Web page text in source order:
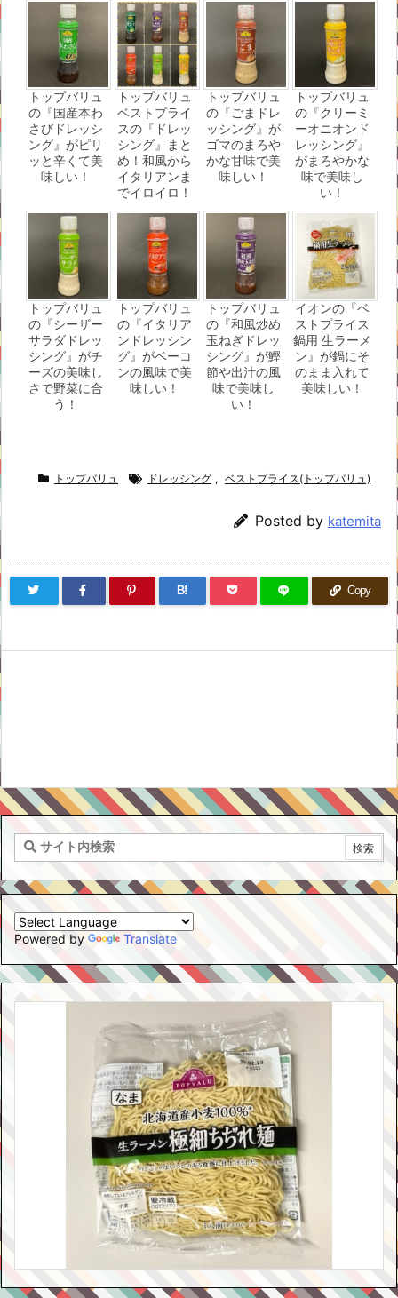
トップバリュ
の『国産本わ
さびドレッシ
ング』がピリ
ッと辛くて美
味しい！
トップバリュ
ベストプライ
スの『ドレッ
シング』まと
め！和風から
イタリアンま
でイロイロ！
トップバリュ
の『ごまドレ
ッシング』が
ゴマのまろや
かな甘味で美
味しい！
トップバリュ
の『クリーミ
ーオニオンド
レッシング』
がまろやかな
味で美味し
い！
トップバリュ
の『シーザー
サラダドレッ
シング』がチ
ーズの美味し
さで野菜に合
う！
トップバリュ
の『イタリア
ンドレッシン
グ』がベーコ
ンの風味で美
味しい！
トップバリュ
の『和風炒め
玉ねぎドレッ
シング』が鰹
節や出汁の風
味で美味し
い！
イオンの『ベ
ストプライス
鍋用 生ラーメ
ン』が鍋にそ
のまま入れて
美味しい！
トップバリュ ドレッシング , ベストプライス(トップバリュ)
Posted by katemita
B! Copy
Powered by Translate